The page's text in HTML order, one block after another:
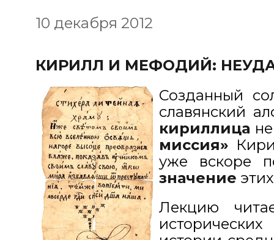
10 декабря 2012
КИРИЛЛ И МЕФОДИЙ:
Созданный
славянский
кириллица
миссия»
уже вскоре
значение
Лекцию